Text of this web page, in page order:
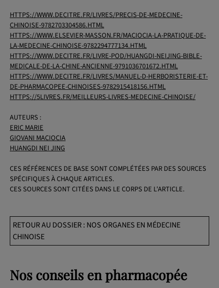
HTTPS://WWW.DECITRE.FR/LIVRES/PRECIS-DE-MEDECINE-
CHINOISE-9782703304586.HTML
HTTPS://WWW.ELSEVIER-MASSON.FR/MACIOCIA-LA-PRATIQUE-DE-
LA-MEDECINE-CHINOISE-9782294777134.HTML
HTTPS://WWW.DECITRE.FR/LIVRE-POD/HUANGDI-NEIJING-BIBLE-
MEDICALE-DE-LA-CHINE-ANCIENNE-9791036701672.HTML
HTTPS://WWW.DECITRE.FR/LIVRES/MANUEL-D-HERBORISTERIE-ET-
DE-PHARMACOPEE-CHINOISES-9782915418156.HTML
HTTPS://5LIVRES.FR/MEILLEURS-LIVRES-MEDECINE-CHINOISE/
AUTEURS :
ERIC MARIE
GIOVANI MACIOCIA
HUANGDI NEI JING
CES RÉFÉRENCES DE BASE SONT COMPLÉTÉES PAR DES SOURCES
SPÉCIFIQUES À CHAQUE ARTICLES.
CES SOURCES SONT CITÉES DANS LE CORPS DE L'ARTICLE.
RETOUR AU DOSSIER : NOS ORGANES EN MÉDECINE
CHINOISE
Nos conseils en pharmacopée